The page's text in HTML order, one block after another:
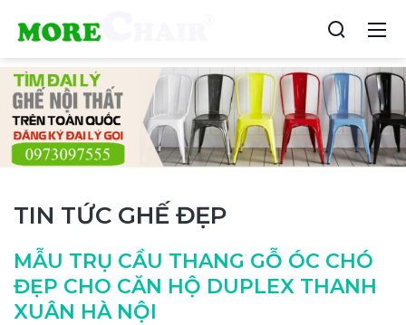
TIN TỨC GHẾ ĐẸP
MẪU TRỤ CẦU THANG GỖ ÓC CHÓ
ĐẸP CHO CĂN HỘ DUPLEX THANH
XUÂN HÀ NỘI